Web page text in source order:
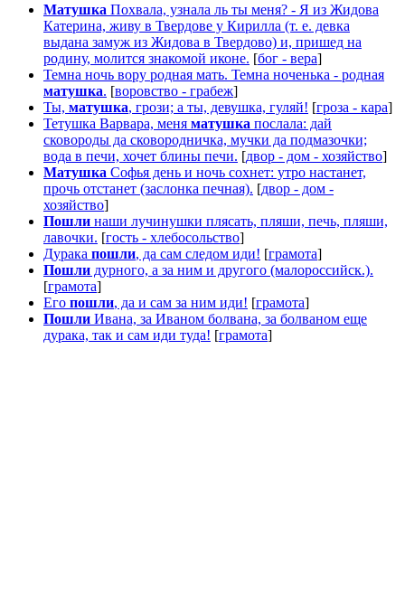
Матушка Похвала, узнала ль ты меня? - Я из Жидова
Катерина, живу в Твердове у Кирилла (т. е. девка
выдана замуж из Жидова в Твердово) и, пришед на
родину, молится знакомой иконе. [бог - вера]
Темна ночь вору родная мать. Темна ноченька - родная
матушка. [воровство - грабеж]
Ты, матушка, грози; а ты, девушка, гуляй! [гроза - кара]
Тетушка Варвара, меня матушка послала: дай
сковороды да сковородничка, мучки да подмазочки;
вода в печи, хочет блины печи. [двор - дом - хозяйство]
Матушка Софья день и ночь сохнет: утро настанет,
прочь отстанет (заслонка печная). [двор - дом -
хозяйство]
Пошли наши лучинушки плясать, пляши, печь, пляши,
лавочки. [гость - хлебосольство]
Дурака пошли, да сам следом иди! [грамота]
Пошли дурного, а за ним и другого (малороссийск.).
[грамота]
Его пошли, да и сам за ним иди! [грамота]
Пошли Ивана, за Иваном болвана, за болваном еще
дурака, так и сам иди туда! [грамота]